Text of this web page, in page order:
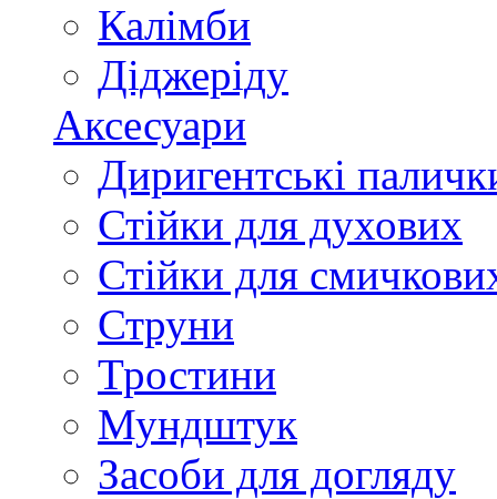
Калімби
Діджеріду
Аксесуари
Диригентські
Стійки для духових
Стійки для
Струни
Тростини
Мундштук
Засоби для догляду